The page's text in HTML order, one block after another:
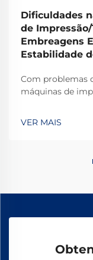
Dificuldades
de
Embreagens
Estabilidade
Com problemas
máquinas de
e garantem
VER MAIS